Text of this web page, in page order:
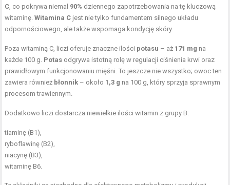
C, co pokrywa niemal 90% dziennego zapotrzebowania na tę kluczową
witaminę.Witamina C jest nie tylko fundamentem silnego układu
odpornościowego, ale także wspomaga kondycję skóry.
Poza witaminą C, liczi oferuje znaczne ilości potasu – aż 171 mg na
każde 100 g. Potas odgrywa istotną rolę w regulacji ciśnienia krwi oraz
prawidłowym funkcjonowaniu mięśni. To jeszcze nie wszystko; owoc ten
zawiera również błonnik – około 1,3 g na 100 g, który sprzyja sprawnym
procesom trawiennym.
Dodatkowo liczi dostarcza niewielkie ilości witamin z grupy B:
tiaminę (B1),
ryboflawinę (B2),
niacynę (B3),
witaminę B6.